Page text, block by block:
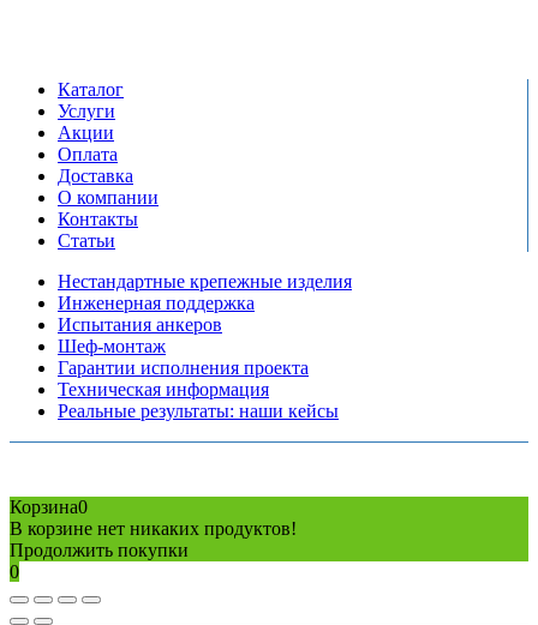
Каталог
Услуги
Акции
Оплата
Доставка
О компании
Контакты
Статьи
Нестандартные крепежные изделия
Инженерная поддержка
Испытания анкеров
Шеф-монтаж
Гарантии исполнения проекта
Техническая информация
Реальные результаты: наши кейсы
Корзина0
В корзине нет никаких продуктов!
Продолжить покупки
0